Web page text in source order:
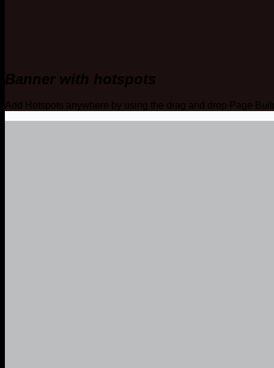
Banner with hotspots
Add Hotspots anywhere by using the drag and drop Page